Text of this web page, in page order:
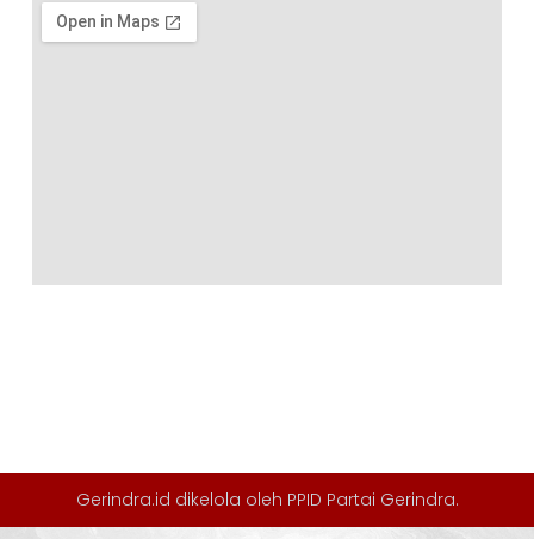
Gerindra.id dikelola oleh PPID Partai Gerindra.